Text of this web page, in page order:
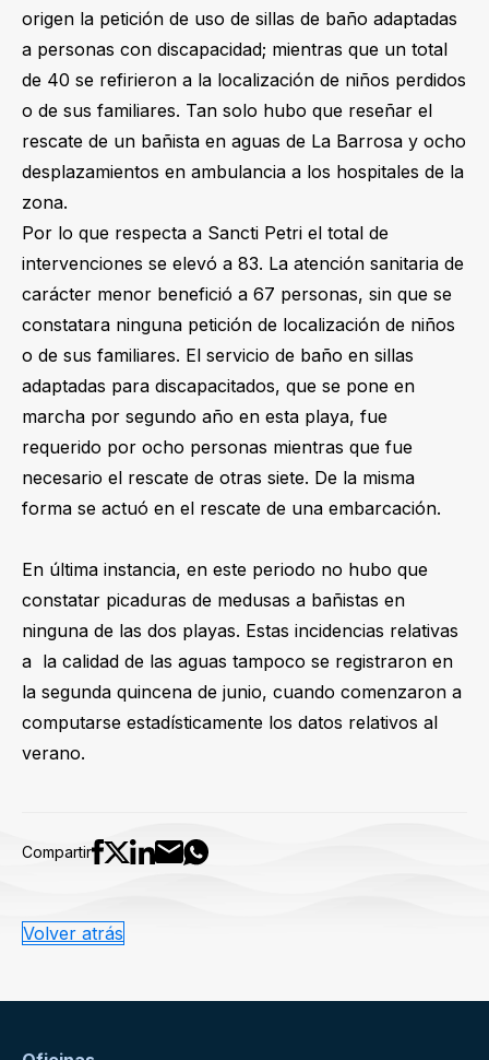
origen la petición de uso de sillas de baño adaptadas
a personas con discapacidad; mientras que un total
de 40 se refirieron a la localización de niños perdidos
o de sus familiares. Tan solo hubo que reseñar el
rescate de un bañista en aguas de La Barrosa y ocho
desplazamientos en ambulancia a los hospitales de la
zona.
Por lo que respecta a Sancti Petri el total de
intervenciones se elevó a 83. La atención sanitaria de
carácter menor benefició a 67 personas, sin que se
constatara ninguna petición de localización de niños
o de sus familiares. El servicio de baño en sillas
adaptadas para discapacitados, que se pone en
marcha por segundo año en esta playa, fue
requerido por ocho personas mientras que fue
necesario el rescate de otras siete. De la misma
forma se actuó en el rescate de una embarcación.
En última instancia, en este periodo no hubo que
constatar picaduras de medusas a bañistas en
ninguna de las dos playas. Estas incidencias relativas
a la calidad de las aguas tampoco se registraron en
la segunda quincena de junio, cuando comenzaron a
computarse estadísticamente los datos relativos al
verano.
Compartir
Volver atrás